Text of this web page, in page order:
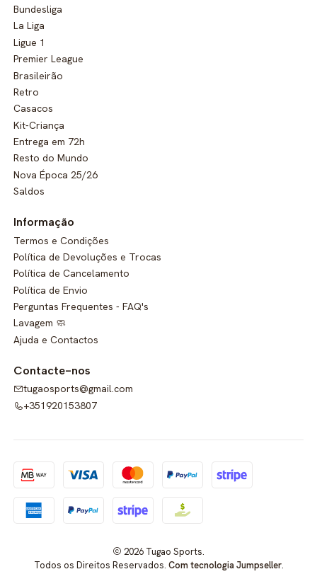
Bundesliga
La Liga
Ligue 1
Premier League
Brasileirão
Retro
Casacos
Kit-Criança
Entrega em 72h
Resto do Mundo
Nova Época 25/26
Saldos
Informação
Termos e Condições
Política de Devoluções e Trocas
Política de Cancelamento
Política de Envio
Perguntas Frequentes - FAQ's
Lavagem 🧼
Ajuda e Contactos
Contacte-nos
tugaosports@gmail.com
+351920153807
2026 Tugao Sports.
Todos os Direitos Reservados. Com tecnologia Jumpseller.